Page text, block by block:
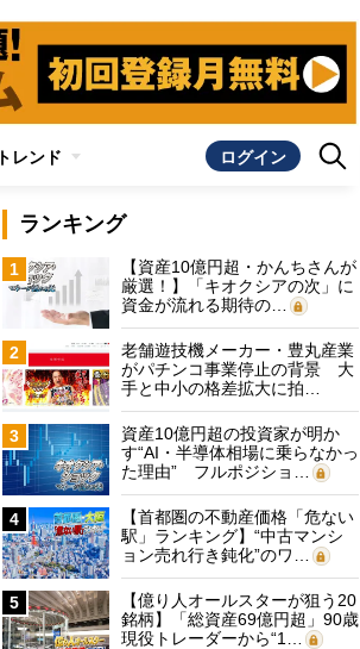
トレンド ログイン
ランキング
1
【資産10億円超・かんちさんが
厳選！】「キオクシアの次」に
資金が流れる期待の…
2
老舗遊技機メーカー・豊丸産業
がパチンコ事業停止の背景 大
手と中小の格差拡大に拍…
3
資産10億円超の投資家が明か
す“AI・半導体相場に乗らなかっ
た理由” フルポジショ…
4
【首都圏の不動産価格「危ない
駅」ランキング】“中古マンシ
ョン売れ行き鈍化”のワ…
5
【億り人オールスターが狙う20
銘柄】「総資産69億円超」90歳
現役トレーダーから“1…